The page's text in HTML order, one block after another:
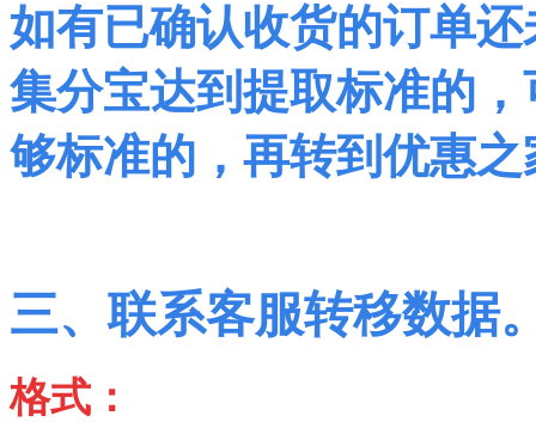
如有已确认收货的订单
集分宝达到提取标准的
够标准的，再转到优惠
三、联系客服转移数据
格式：